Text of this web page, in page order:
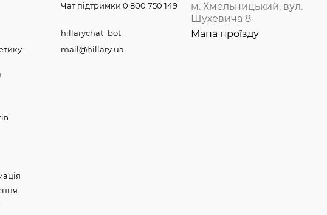
Чат підтримки 0 800 750 149
hillarychat_bot
mail@hillary.ua
м. Хмельницький, вул.
Шухевича 8
Мапа проїзду